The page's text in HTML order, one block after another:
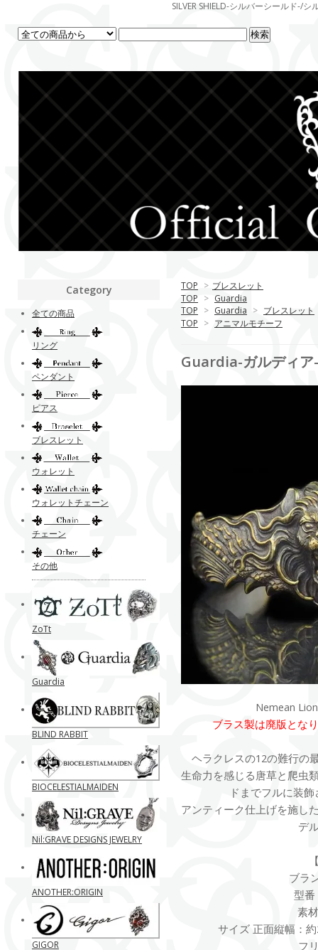
SILVER SHIELD-シルバーシールド-/
TOP > ブレスレット
TOP > Guardia
TOP > Guardia > ブレスレット
TOP > アニマルモチーフ
Guardia-ガルディ
Nemean
ブラス製は廃版とな
ヘラクレスの12の難行の
生命力を感じる唐草と爬虫
ドまでフルに装
アンティーク仕上げを施し
デ
ブラ
型番
素
サイズ 正面縦幅：
フ
Category
全ての商品
リング
ペンダント
ピアス
ブレスレット
ウォレット
ウォレットチェーン
チェーン
その他
ZoTt
Guardia
BLIND RABBIT
BIOCELESTIALMAIDEN
Nil:GRAVE DESIGNS JEWELRY
ANOTHER:ORIGIN
GIGOR